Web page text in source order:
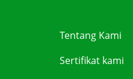
Tentang Kami
Sertifikat kami